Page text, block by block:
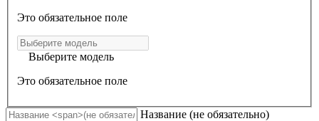
Это обязательное поле
Выберите модель
Это обязательное поле
Название (не обязательно)